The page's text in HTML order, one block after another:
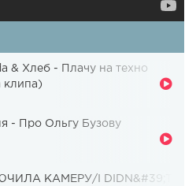
& Хлеб - Плачу на техно
клипа)
- Про Ольгу Бузову
КАМЕРУ/I DIDN&#39;T